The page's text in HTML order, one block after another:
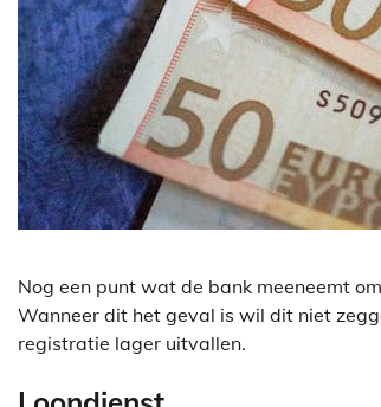
Nog een punt wat de bank meeneemt
Wanneer dit het geval is wil dit niet
registratie lager uitvallen.